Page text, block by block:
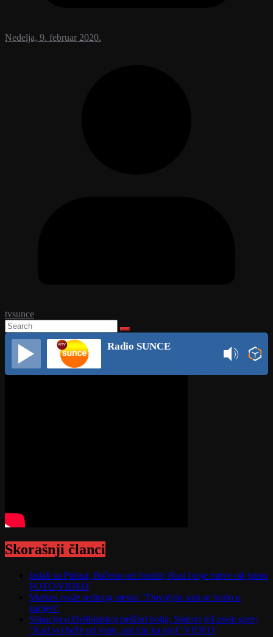
Nedelja, 9. februar 2020.
tvsunce
Radio SUNCE
Skorašnji članci
Izdali su Putina; Bačeno pet bombi; Rusi broje mrtve od jutros
FOTO/VIDEO
Markes posle sedmog mesta: "Dovoljno sam se borio u
karijeri"
Situacija u Deliblatskoj peščari bolja; Stolovi još uvek gore;
"Kad svi beže od vatre, oni idu ka njoj" VIDEO